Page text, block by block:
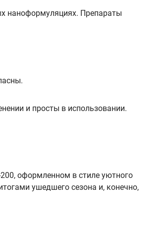
наноформуляциях. Препараты
и просты в использовании.
оформленном в стиле уютного
ушедшего сезона и, конечно,